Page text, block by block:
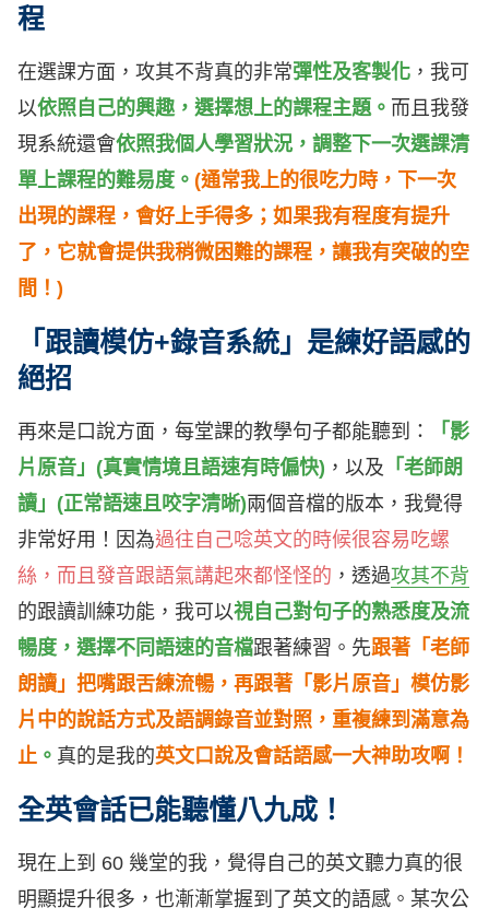
程
在選課方面，攻其不背真的非常彈性及客製化 ，我可
以依照自己的興趣，選擇想上的課程主題。 而且我發
現系統還會依照我個人學習狀況， 調整下一次選課清
單上課程的難易度。 (通常我上的很吃力時，下一次
出現的課程，會好上手得多；如果我有程度有提升
了，它就會提供我稍微困難的課程，讓我有突破的空
間！)
「跟讀模仿+錄音系統」是練好語感的
絕招
再來是口說方面，每堂課的教學句子都能聽到：
「影
片原音」(真實情境且語速有時偏快) ，以及 「老師朗
讀」(正常語速且咬字清晰)兩個音檔的版本，我覺得
非常好用！因為過往自己唸英文的時候很容易吃螺
絲，而且發音跟語氣講起來都怪怪的 ，透過攻其不背
的跟讀訓練功能，我可以視自己對句子的熟悉度及流
暢度，選擇不同語速的音檔跟著練習 。 先跟著「老師
朗讀」把嘴跟舌練流暢，再跟著「影片原音」模仿影
片中的說話方式及語調錄音並對照，重複練到滿意為
止 。 真的是我的英文口說及會話語感一大神助攻啊 ！
全英會話已能聽懂八九成！
現在上到 60 幾堂的我，覺得自己的英文聽力真的很
明顯提升很多，也漸漸掌握到了英文的語感。某次公